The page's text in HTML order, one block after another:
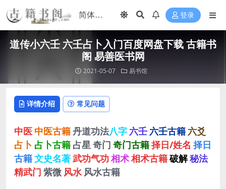
登录
道传小六壬 六壬占卜入门百度网盘下载 古籍书
阁 易善医书网
2021-05-07 易书馆
详情介绍 常见问题
中医 中医古籍丹道功法八字 六壬 六壬古籍 六爻
占卜 占卜古籍 占星 奇门 奇门古籍择日/姓名 择日
古籍文史名著武功气功 相术相术古籍破解秘法
精武门 紫微 风水 风水古籍